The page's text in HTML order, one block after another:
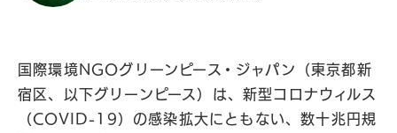
国際環境NGOグリーンピース・ジャパン（東京都新
宿区、以下グリーンピース）は、新型コロナウィルス
（COVID-19）の感染拡大にともない、数十兆円規